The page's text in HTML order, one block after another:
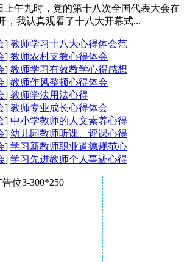
上午九时，党的第十八次全国代表大会在
，我认真观看了十八大开幕式...
] 教师学习十八大心得体会范
] 教师农村支教心得体会
] 教师学习有效教学心得感想
] 教师作风整顿心得体会
] 教师学法用法心得
] 教师专业成长心得体会
] 中小学教师的人文素养心得
] 幼儿园教师听课、评课心得
] 学习新教师职业道德规范心
] 学习先进教师个人事迹心得
位3-300*250